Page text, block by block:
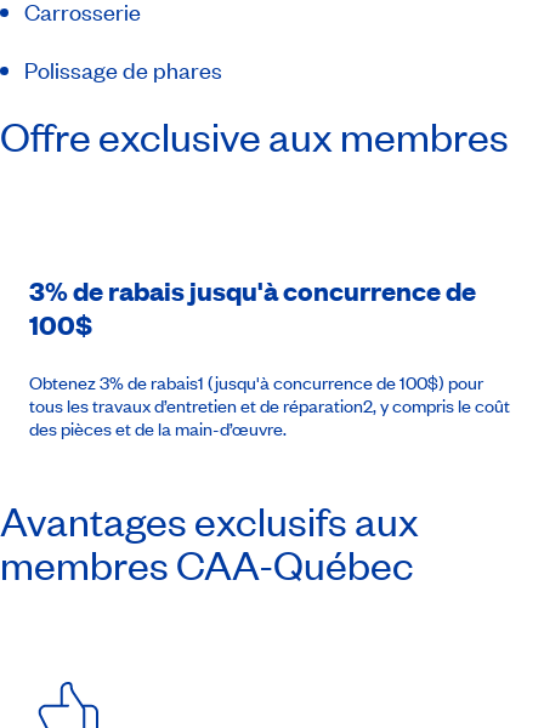
Carrosserie
Polissage de phares
Offre exclusive aux membres
3% de rabais jusqu'à concurrence de
100$
Obtenez 3% de rabais1 (jusqu'à concurrence de 100$) pour
tous les travaux d’entretien et de réparation2, y compris le coût
des pièces et de la main-d’œuvre.
Avantages exclusifs aux
membresCAA-Québec